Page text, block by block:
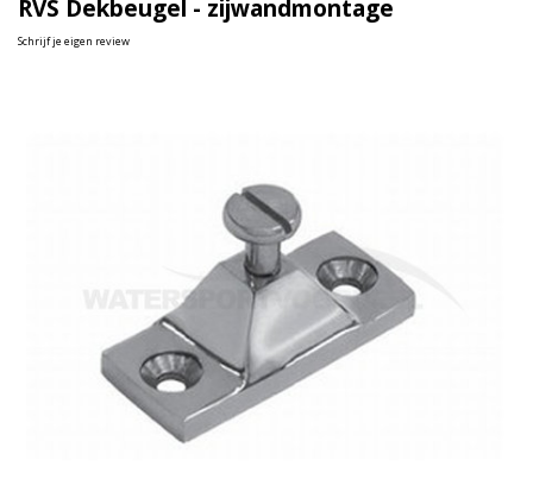
RVS Dekbeugel - zijwandmontage
Schrijf je eigen review